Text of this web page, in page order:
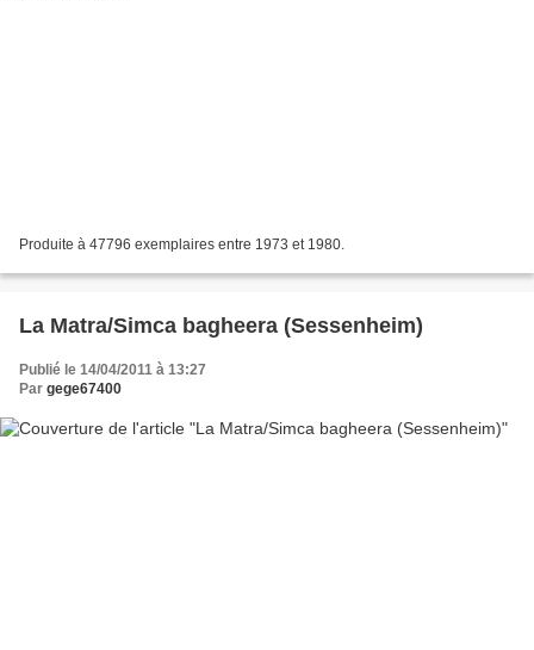
Produite à 47796 exemplaires entre 1973 et 1980.
La Matra/Simca bagheera (Sessenheim)
Publié le 14/04/2011 à 13:27
Par gege67400